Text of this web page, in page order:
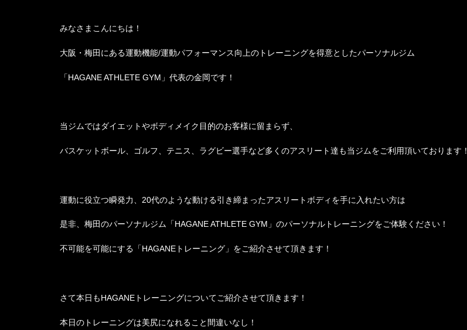
みなさまこんにちは！
大阪・梅田にある運動機能/運動パフォーマンス向上のトレーニングを得意としたパーソナルジム
「HAGANE ATHLETE GYM 」代表の金岡です！
当ジムではダイエットやボディメイク目的のお客様に留まらず、
バスケットボール、ゴルフ、テニス、ラグビー選手など多くのアスリート達も当ジムをご利用頂いております！
運動に役立つ瞬発力、20代のような動ける引き締まったアスリートボディを手に入れたい方は
是非、梅田のパーソナルジム「HAGANE ATHLETE GYM」のパーソナルトレーニングをご体験ください！
不可能を可能にする「HAGANEトレーニング」をご紹介させて頂きます！
さて本日もHAGANEトレーニングについてご紹介させて頂きます！
本日のトレーニングは美尻になれること間違いなし！